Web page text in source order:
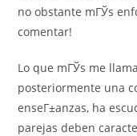
no obstante mГЎs
comentar!
Lo que mГЎs me
posteriormente una
enseГ±anzas, ha
parejas deben